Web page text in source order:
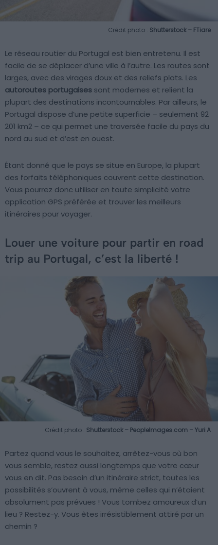
Crédit photo : Shutterstock – FTiare
Le réseau routier du Portugal est bien entretenu. Il est
facile de se déplacer d’une ville à l’autre. Les routes sont
larges, avec des virages doux et des reliefs plats. Les
autoroutes portugaises sont modernes et relient la
plupart des destinations incontournables. Par ailleurs, le
Portugal dispose d’une petite superficie – seulement 92
201 km2 – ce qui permet une traversée facile du pays du
nord au sud et d’est en ouest.
Étant donné que le pays se situe en Europe, la plupart
des forfaits téléphoniques couvrent cette destination.
Vous pourrez donc utiliser en toute simplicité votre
application GPS préférée et trouver les meilleurs
itinéraires pour voyager.
Louer une voiture pour partir en road
trip au Portugal, c’est la liberté !
Crédit photo : Shutterstock – PeopleImages.com – Yuri A
Partez quand vous le souhaitez, arrêtez-vous où bon
vous semble, restez aussi longtemps que votre cœur
vous en dit. Pas besoin d’un itinéraire strict, toutes les
possibilités s’ouvrent à vous, même celles qui n’étaient
absolument pas prévues ! Vous tombez amoureux d’un
lieu ? Restez-y. Vous êtes irrésistiblement attiré par un
chemin ?